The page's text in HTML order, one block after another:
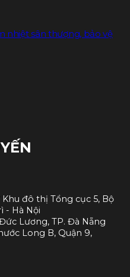
nhiệt sân thượng, bảo vệ
đô thị Tổng cục 5, Bộ
- Hà Nội
Lương, TP. Đà Nẵng
Long B, Quận 9,